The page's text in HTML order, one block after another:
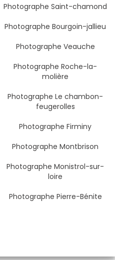
Photographe Saint-chamond
Photographe Bourgoin-jallieu
Photographe Veauche
Photographe Roche-la-
molière
Photographe Le chambon-
feugerolles
Photographe Firminy
Photographe Montbrison
Photographe Monistrol-sur-
loire
Photographe Pierre-Bénite